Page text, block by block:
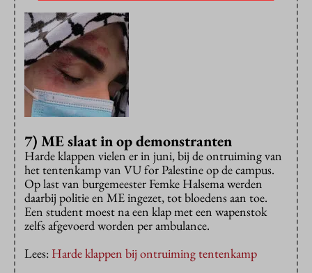
7) ME slaat in op demonstranten
Harde klappen vielen er in juni, bij de ontruiming van
het tentenkamp van VU for Palestine op de campus.
Op last van burgemeester Femke Halsema werden
daarbij politie en ME ingezet, tot bloedens aan toe.
Een student moest na een klap met een wapenstok
zelfs afgevoerd worden per ambulance.
Lees: Harde klappen bij ontruiming tentenkamp